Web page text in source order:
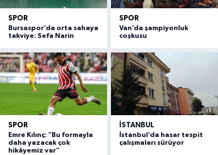
SPOR
Bursaspor’da orta sahaya
takviye: Sefa Narin
SPOR
Van’da şampiyonluk
coşkusu
SPOR
Emre Kılınç: "Bu formayla
daha yazacak çok
hikâyemiz var"
İSTANBUL
İstanbul’da hasar tespit
çalışmaları sürüyor